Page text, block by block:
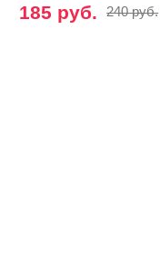
185 руб. 240 руб.